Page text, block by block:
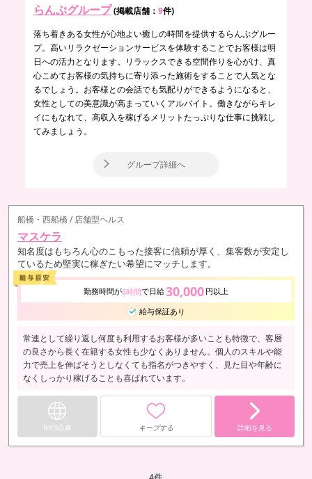
らんぷグループ(掲載店舗： 9件)
落ち着きある女性が心地よい癒しの時間を提供するらんぷグルー
プ。高いリラクゼーションサービスを体験することでお客様は明
日への活力となります。リラックスできる空間作りを心がけ、真
心こめてお客様の気持ちに寄り添った施術をすることで人気とな
るでしょう。お客様との会話でも気配りができるようになると、
女性としての美意識が高まっていくアルバイト。働きながらキレ
イにもなれて、高収入を稼げるメリットたっぷりな仕事に挑戦し
てみましょう。
グループ詳細へ
船橋・西船橋 / 店舗型ヘルス
マスケラ
知名度はもちろん心のこもった接客に信頼が厚く、集客数が安定し
ているため堅実に稼ぎたい希望にマッチします。
勤務時間が6時間で日給30,000 円以上
給与保証あり
常連として繰り返し何度も利用するお客様が多いことも特徴で、客層
の良さから長く在籍する女性も少なくありません。個人のスキルや能
力で売上を伸ばそうとしなくても指名がつきやすく、見た目や年齢に
なくしっかり稼げることも喜ばれています。
WEB応募 キープする 詳細を見る